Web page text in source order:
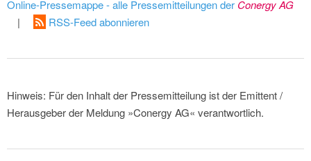
Online-Pressemappe - alle Pressemitteilungen der Conergy AG
|
RSS-Feed abonnieren
Hinweis: Für den Inhalt der Pressemitteilung ist der Emittent /
Herausgeber der Meldung »Conergy AG« verantwortlich.